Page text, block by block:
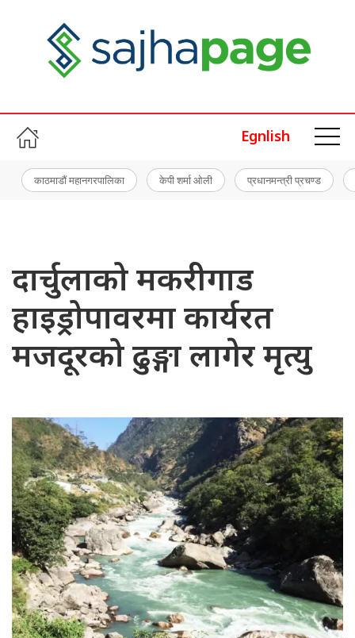
Egnlish
काठमाडौं महानगरपालिका केपी शर्मा ओली प्रधानमन्त्री प्रचण्ड
दार्चुलाको मकरीगाड
हाइड्रोपावरमा कार्यरत
मजदूरको ढुङ्गा लागेर मृत्यु